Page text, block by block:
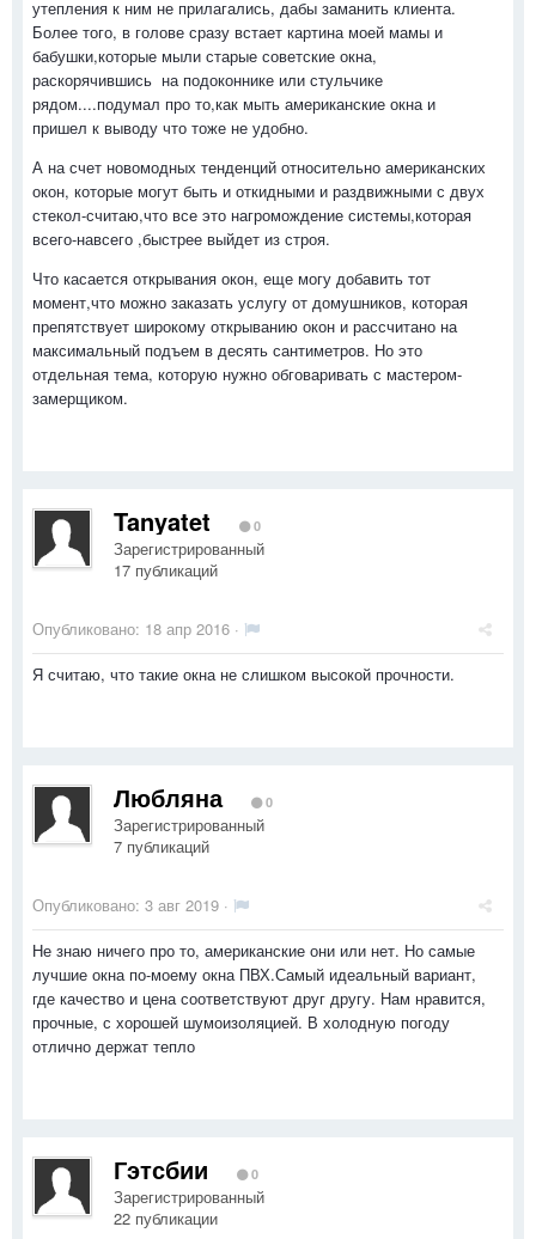
утепления к ним не прилагались, дабы заманить клиента.
Более того, в голове сразу встает картина моей мамы и
бабушки,которые мыли старые советские окна,
раскорячившись на подоконнике или стульчике
рядом....подумал про то,как мыть американские окна и
пришел к выводу что тоже не удобно.
А на счет новомодных тенденций относительно американских
окон, которые могут быть и откидными и раздвижными с двух
стекол-считаю,что все это нагромождение системы,которая
всего-навсего ,быстрее выйдет из строя.
Что касается открывания окон, еще могу добавить тот
момент,что можно заказать услугу от домушников, которая
препятствует широкому открыванию окон и рассчитано на
максимальный подъем в десять сантиметров. Но это
отдельная тема, которую нужно обговаривать с мастером-
замерщиком.
Tanyatet 0
Зарегистрированный
17 публикаций
Опубликовано: 18 апр 2016 ·
Я считаю, что такие окна не слишком высокой прочности.
Любляна 0
Зарегистрированный
7 публикаций
Опубликовано: 3 авг 2019 ·
Не знаю ничего про то, американские они или нет. Но самые
лучшие окна по-моему окна ПВХ.Самый идеальный вариант,
где качество и цена соответствуют друг другу. Нам нравится,
прочные, с хорошей шумоизоляцией. В холодную погоду
отлично держат тепло
Гэтсбии 0
Зарегистрированный
22 публикации